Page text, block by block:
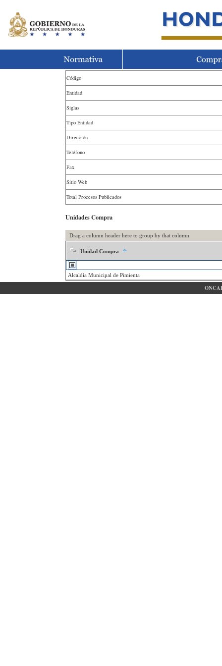
Código
Entidad
Siglas
Tipo Entidad
Dirección
Teléfono
Fax
Sitio Web
Total Procesos Publicados
Unidades Compra
Drag a column header here to group by that column
Unidad Compra
Alcaldía Municipal de Pimienta